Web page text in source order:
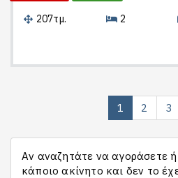
207τμ. 2
1 2 3
Αν αναζητάτε να αγοράσετε ή
κάποιο ακίνητο και δεν το